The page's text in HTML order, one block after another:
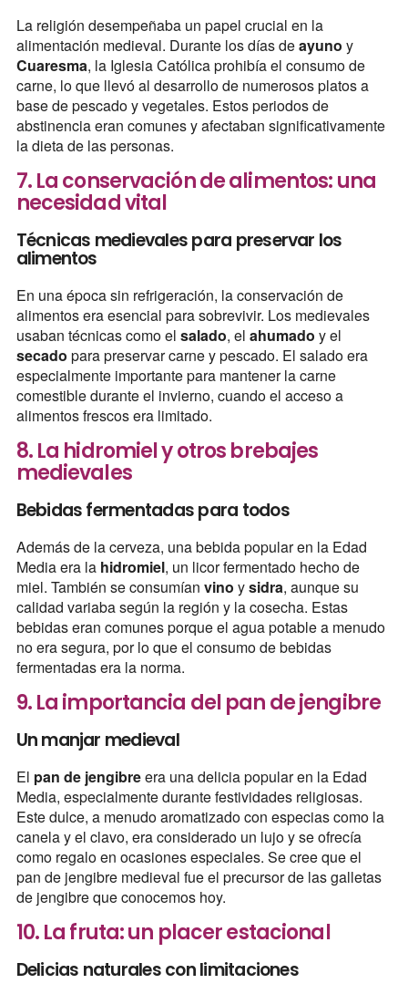
La religión desempeñaba un papel crucial en la
alimentación medieval. Durante los días deayuno y
Cuaresma, la Iglesia Católica prohibía el consumo de
carne, lo que llevó al desarrollo de numerosos platos a
base de pescado y vegetales. Estos periodos de
abstinencia eran comunes y afectaban significativamente
la dieta de las personas.
7. La conservación de alimentos: una
necesidad vital
Técnicas medievales para preservar los
alimentos
En una época sin refrigeración, la conservación de
alimentos era esencial para sobrevivir. Los medievales
usaban técnicas como el salado, el ahumado y el
secado para preservar carne y pescado. El salado era
especialmente importante para mantener la carne
comestible durante el invierno, cuando el acceso a
alimentos frescos era limitado.
8. La hidromiel y otros brebajes
medievales
Bebidas fermentadas para todos
Además de la cerveza, una bebida popular en la Edad
Media era la hidromiel, un licor fermentado hecho de
miel. También se consumían vino ysidra, aunque su
calidad variaba según la región y la cosecha. Estas
bebidas eran comunes porque el agua potable a menudo
no era segura, por lo que el consumo de bebidas
fermentadas era la norma.
9. La importancia del pan de jengibre
Un manjar medieval
El pan de jengibreera una delicia popular en la Edad
Media, especialmente durante festividades religiosas.
Este dulce, a menudo aromatizado con especias como la
canela y el clavo, era considerado un lujo y se ofrecía
como regalo en ocasiones especiales. Se cree que el
pan de jengibre medieval fue el precursor de las galletas
de jengibre que conocemos hoy.
10. La fruta: un placer estacional
Delicias naturales con limitaciones